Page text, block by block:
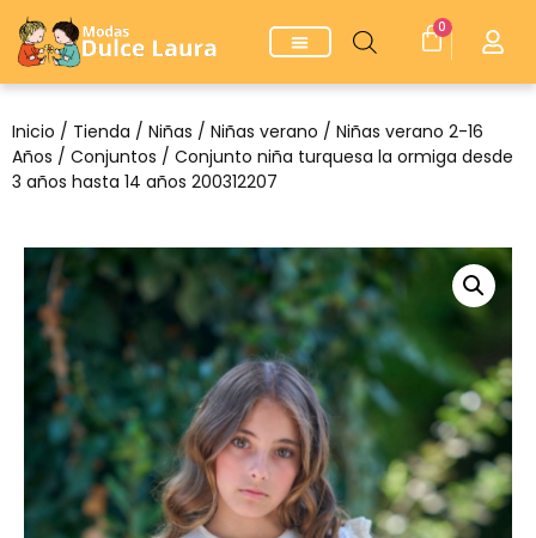
0
Inicio / Tienda / Niñas / Niñas verano / Niñas verano 2-16
Años / Conjuntos / Conjunto niña turquesa la ormiga desde
3 años hasta 14 años 200312207